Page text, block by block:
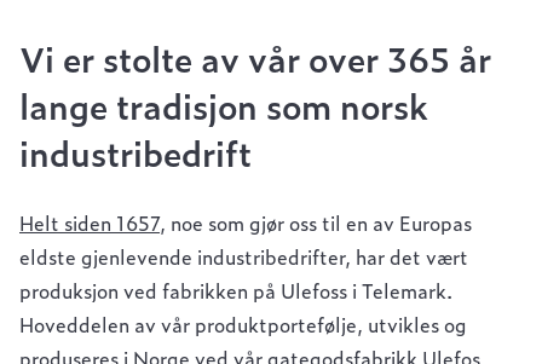
Vi er stolte av vår over 365 år
lange tradisjon som norsk
industribedrift
Helt siden 1657, noe som gjør oss til en av Europas
eldste gjenlevende industribedrifter, har det vært
produksjon ved fabrikken på Ulefoss i Telemark.
Hoveddelen av vår produktportefølje, utvikles og
produseres i Norge ved vår gategodsfabrikk Ulefos